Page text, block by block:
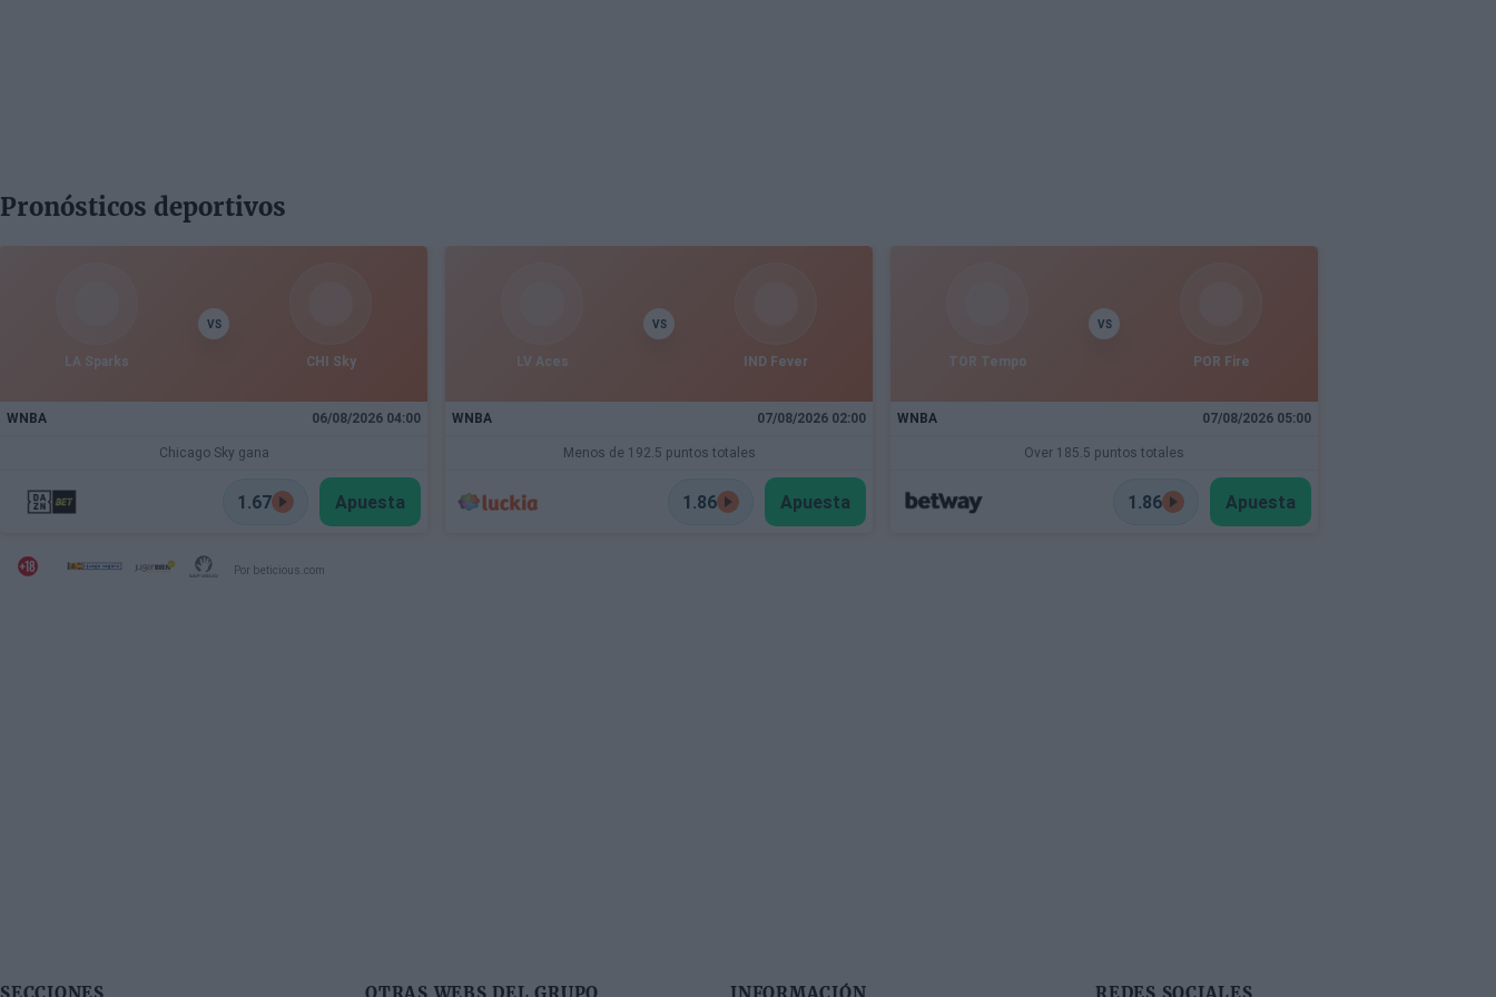
Pronósticos deportivos
LA Sparks
VS
CHI Sky
WNBA 06/08/2026 04:00
Chicago Sky gana
1.67 Apuesta
LV Aces
VS
IND Fever
WNBA 07/08/2026 02:00
Menos de 192.5 puntos totales
1.86 Apuesta
TOR Tempo
VS
POR Fire
WNBA 07/08/2026 05:00
Over 185.5 puntos totales
1.86 Apuesta
Por beticious.com